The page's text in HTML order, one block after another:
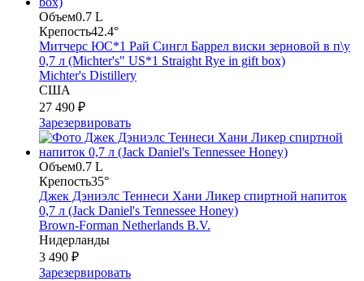
Объем0.7 L
Крепость42.4°
Митчерс ЮС*1 Рай Сингл Баррел виски зерновой в п\у
0,7 л (Michter's" US*1 Straight Rye in gift box)
Michter's Distillery
США
27 490 ₽
Зарезервировать
Объем0.7 L
Крепость35°
Джек Дэниэлс Теннеси Хани Ликер спиртной напиток
0,7 л (Jack Daniel's Tennessee Honey)
Brown-Forman Netherlands B.V.
Нидерланды
3 490 ₽
Зарезервировать